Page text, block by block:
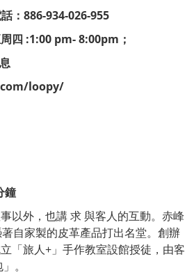
：886-934-026-955
四 :1:00 pm- 8:00pm；
loopy/
鐘
以外，也講 求 與客人的互動。赤峰
自家製的皮革產品打出名堂。創辦
「旅人+」手作教室設館授徒，由客
。